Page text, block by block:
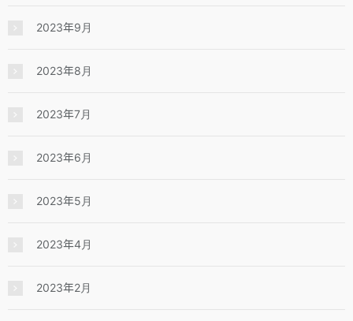
2023年9月
2023年8月
2023年7月
2023年6月
2023年5月
2023年4月
2023年2月